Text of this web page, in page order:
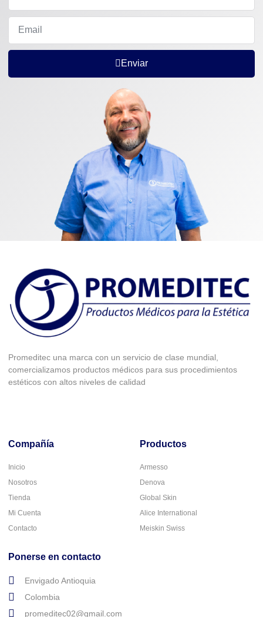
Enviar
Promeditec una marca con un servicio de clase mundial,
comercializamos productos médicos para sus procedimientos
estéticos con altos niveles de calidad
Compañía
Inicio
Nosotros
Tienda
Mi Cuenta
Contacto
Productos
Armesso
Denova
Global Skin
Alice International
Meiskin Swiss
Ponerse en contacto
Envigado Antioquia
Colombia
promeditec02@gmail.com